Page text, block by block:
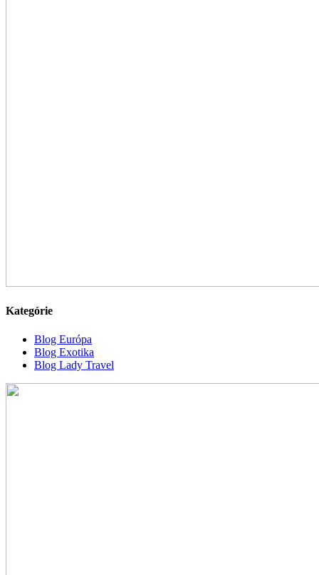
Kategórie
Blog Európa
Blog Exotika
Blog Lady Travel